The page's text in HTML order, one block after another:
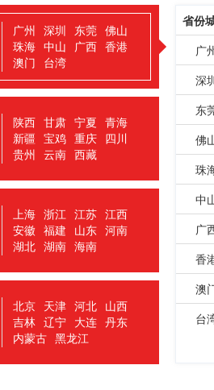
广州 深圳 东莞 佛山
珠海 中山 广西 香港
澳门 台湾
陕西 甘肃 宁夏 青海
新疆 宝鸡 重庆 四川
贵州 云南 西藏
上海 浙江 江苏 江西
安徽 福建 山东 河南
湖北 湖南 海南
北京 天津 河北 山西
吉林 辽宁 大连 丹东
内蒙古 黑龙江
省份
广
深
东
佛
珠
中
广
香
澳
台